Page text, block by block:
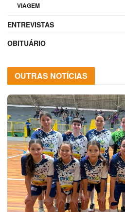
VIAGEM
ENTREVISTAS
OBITUÁRIO
OUTRAS NOTÍCIAS